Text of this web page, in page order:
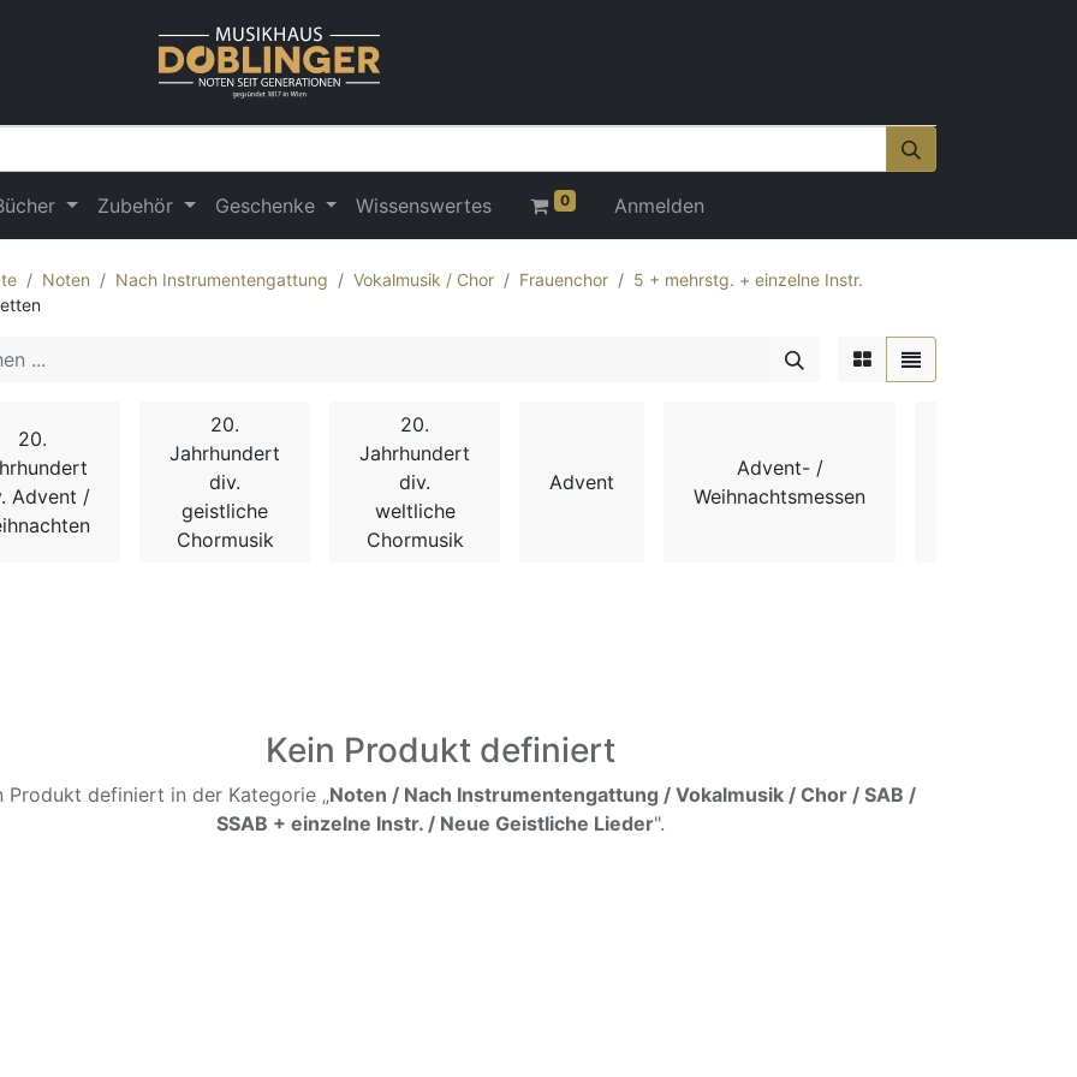
Zubehör Geschenke Wissenswertes 0 Anmelden
Noten Nach Instrumentengattung Vokalmusik / Chor Frauenchor
5 + mehrstg. + einzelne Instr.
20.
Advent /
20.
Jahrhundert
div.
geistliche
Chormusik
20.
Jahrhundert
div.
weltliche
Chormusik
Advent
Advent- /
Weihnachtsmessen
Kein Produkt definiert
Produkt definiert in der Kategorie „Noten / Nach Instrumentengattung / Vokalmusik / Chor / SAB /
SSAB + einzelne Instr. / Neue Geistliche Lieder".